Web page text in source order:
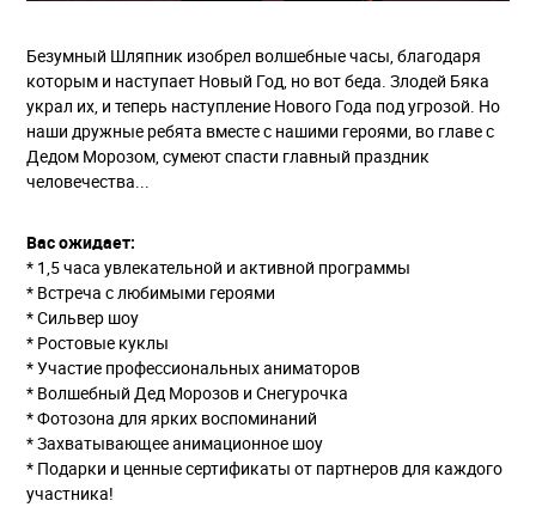
Безумный Шляпник изобрел волшебные часы, благодаря
которым и наступает Новый Год, но вот беда. Злодей Бяка
украл их, и теперь наступление Нового Года под угрозой. Но
наши дружные ребята вместе с нашими героями, во главе с
Дедом Морозом, сумеют спасти главный праздник
человечества...
Вас ожидает:⁣⁣
* 1,5 часа увлекательной и активной программы⁣⁣
* Встреча с любимыми героями
* Сильвер шоу
* Ростовые куклы
* Участие профессиональных аниматоров⁣⁣
* Волшебный Дед Морозов и Снегурочка⁣⁣
* Фотозона для ярких воспоминаний⁣⁣
* Захватывающее анимационное шоу
* Подарки и ценные сертификаты от партнеров для каждого
участника⁣⁣!